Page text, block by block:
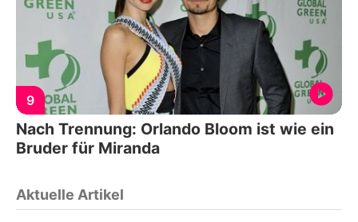
9
Nach Trennung: Orlando Bloom ist wie ein
Bruder für Miranda
Aktuelle Artikel